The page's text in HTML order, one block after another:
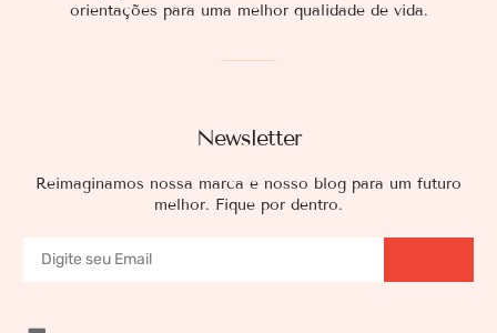
Newsletter
Reimaginamos nossa marca e nosso blog para um futuro
melhor. Fique por dentro.
orientações para uma melhor qualidade de vida.